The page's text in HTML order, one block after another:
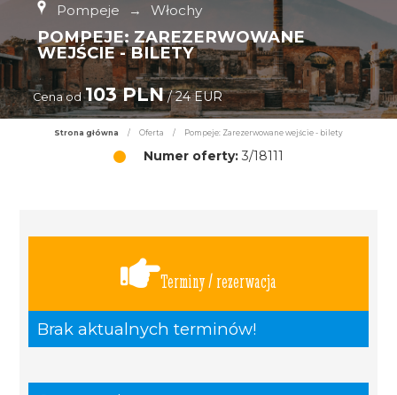
Pompeje → Włochy
POMPEJE: ZAREZERWOWANE
WEJŚCIE - BILETY
Cena od 103 PLN/ 24 EUR
Strona główna / Oferta / Pompeje: Zarezerwowane wejście - bilety
Numer oferty: 3/18111
Terminy / rezerwacja
Brak aktualnych terminów!